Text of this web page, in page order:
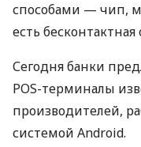
способами — чип,
есть бесконтактная
Сегодня банки
POS-терминалы
производителей,
системой Android.